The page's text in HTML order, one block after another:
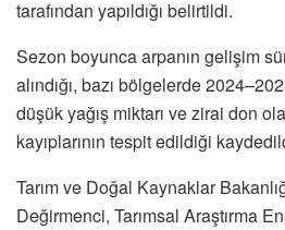
tarafından yapıldığı belirtildi.
Sezon boyunca arpanın gelişim
alındığı, bazı bölgelerde
düşük yağış miktarı ve zirai don
kayıplarının tespit edildiği
Tarım ve Doğal Kaynaklar
Değirmenci, Tarımsal Araştırma